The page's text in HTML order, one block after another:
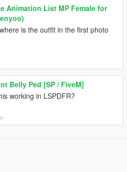
Animation List MP Female for
where is the outfit in the first photo
Belly Ped [SP / FiveM]
working in LSPDFR?